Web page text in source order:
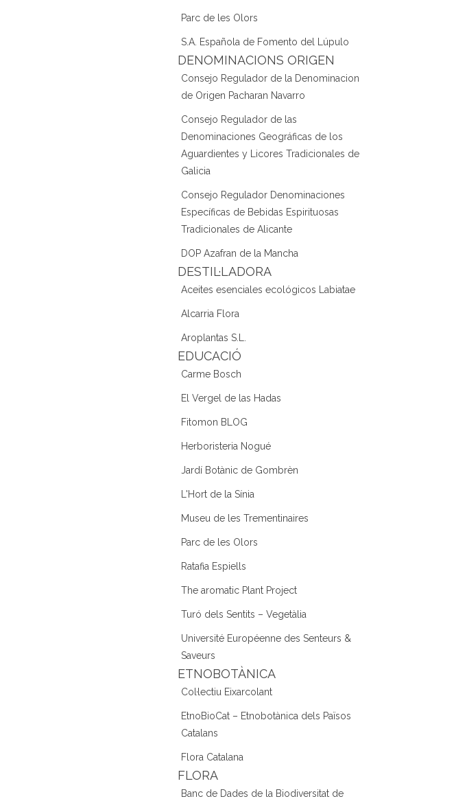
Parc de les Olors
S.A. Española de Fomento del Lúpulo
DENOMINACIONS ORIGEN
Consejo Regulador de la Denominacion
de Origen Pacharan Navarro
Consejo Regulador de las
Denominaciones Geográficas de los
Aguardientes y Licores Tradicionales de
Galicia
Consejo Regulador Denominaciones
Específicas de Bebidas Espirituosas
Tradicionales de Alicante
DOP Azafran de la Mancha
DESTIL·LADORA
Aceites esenciales ecológicos Labiatae
Alcarria Flora
Aroplantas S.L.
EDUCACIÓ
Carme Bosch
El Vergel de las Hadas
Fitomon BLOG
Herboristeria Nogué
Jardí Botànic de Gombrèn
L'Hort de la Sínia
Museu de les Trementinaires
Parc de les Olors
Ratafia Espiells
The aromatic Plant Project
Turó dels Sentits – Vegetàlia
Université Européenne des Senteurs &
Saveurs
ETNOBOTÀNICA
Col·lectiu Eixarcolant
EtnoBioCat – Etnobotànica dels Països
Catalans
Flora Catalana
FLORA
Banc de Dades de la Biodiversitat de